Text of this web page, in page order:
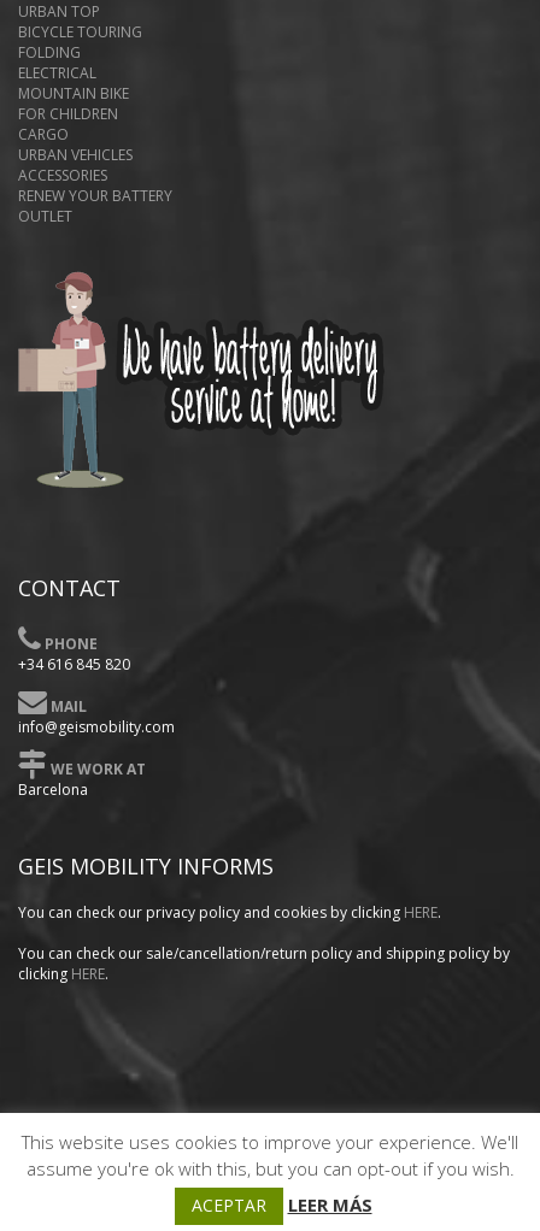
URBAN TOP
BICYCLE TOURING
FOLDING
ELECTRICAL
MOUNTAIN BIKE
FOR CHILDREN
CARGO
URBAN VEHICLES
ACCESSORIES
RENEW YOUR BATTERY
OUTLET
CONTACT
PHONE
+34 616 845 820
MAIL
info@geismobility.com
WE WORK AT
Barcelona
GEIS MOBILITY INFORMS
You can check our privacy policy and cookies by clicking HERE.
You can check our sale/cancellation/return policy and shipping policy by
clicking HERE.
Copyright GEISMOBILITY © 2020. Website designed byPRODEX
INFORMÁTICA
This website uses cookies to improve your experience. We'll
assume you're ok with this, but you can opt-out if you wish.
ACEPTAR LEER MÁS